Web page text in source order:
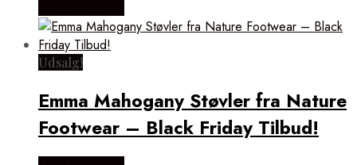
Udsalg!
Emma Mahogany Støvler fra Nature
Footwear – Black Friday Tilbud!